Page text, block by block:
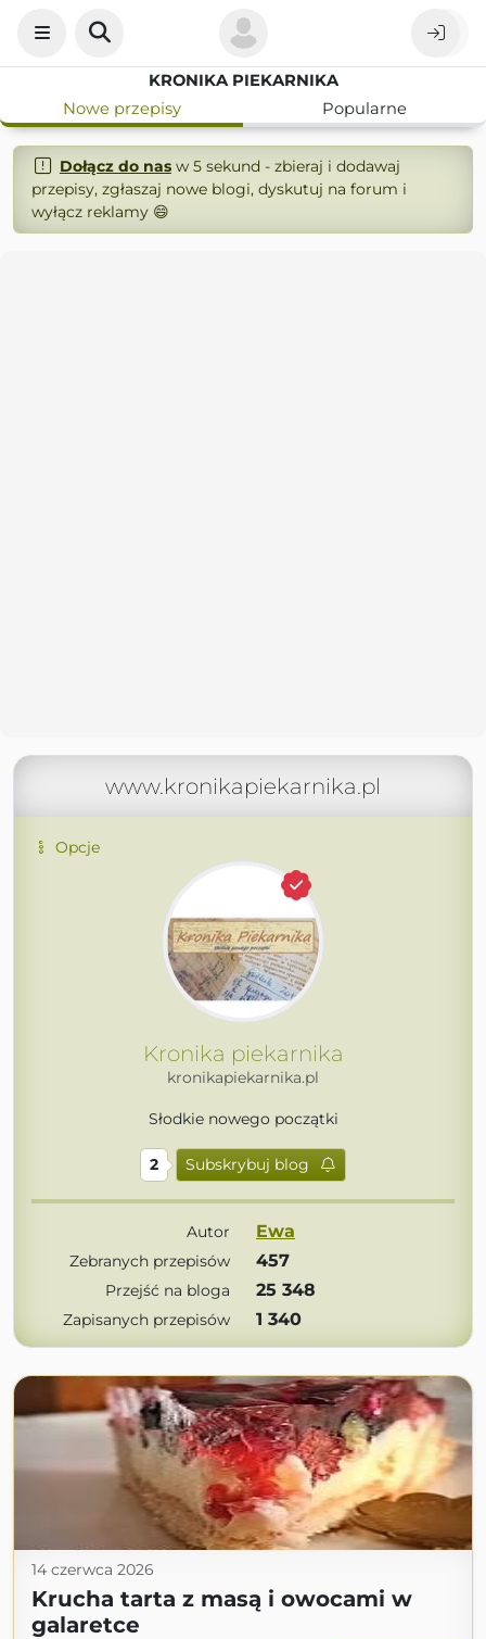
KRONIKA PIEKARNIKA
Nowe przepisy
Popularne
Dołącz do nasw 5 sekund - zbieraj i dodawaj
przepisy, zgłaszaj nowe blogi, dyskutuj na forum i
wyłącz reklamy 😄
www.kronikapiekarnika.pl
Opcje
Kronika piekarnika
kronikapiekarnika.pl
Słodkie nowego początki
2 Subskrybuj blog
Autor Ewa
Zebranych przepisów 457
Przejść na bloga 25 348
Zapisanych przepisów 1 340
14 czerwca 2026
Krucha tarta z masą i owocami w
galaretce